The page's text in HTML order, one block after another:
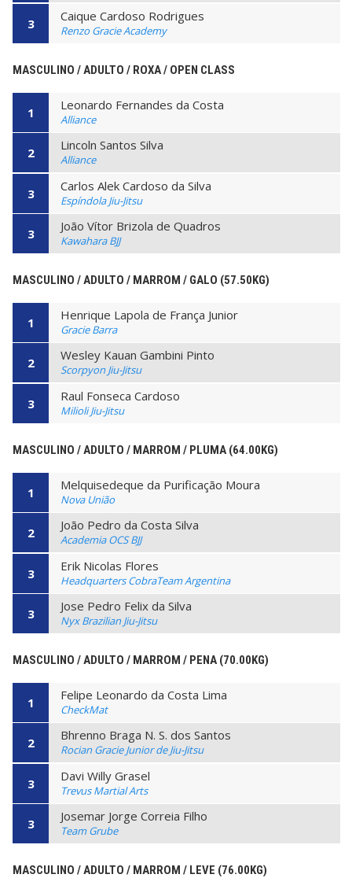
3 Caique Cardoso Rodrigues
Renzo Gracie Academy
MASCULINO / ADULTO / ROXA / OPEN CLASS
1 Leonardo Fernandes da Costa
Alliance
2 Lincoln Santos Silva
Alliance
3 Carlos Alek Cardoso da Silva
Espíndola Jiu-Jitsu
3 João Vítor Brizola de Quadros
Kawahara BJJ
MASCULINO / ADULTO / MARROM / GALO (57.50KG)
1 Henrique Lapola de França Junior
Gracie Barra
2 Wesley Kauan Gambini Pinto
Scorpyon Jiu-Jitsu
3 Raul Fonseca Cardoso
Milioli Jiu-Jitsu
MASCULINO / ADULTO / MARROM / PLUMA (64.00KG)
1 Melquisedeque da Purificação Moura
Nova União
2 João Pedro da Costa Silva
Academia OCS BJJ
3 Erik Nicolas Flores
Headquarters CobraTeam Argentina
3 Jose Pedro Felix da Silva
Nyx Brazilian Jiu-Jitsu
MASCULINO / ADULTO / MARROM / PENA (70.00KG)
1 Felipe Leonardo da Costa Lima
CheckMat
2 Bhrenno Braga N. S. dos Santos
Rocian Gracie Junior de Jiu-Jitsu
3 Davi Willy Grasel
Trevus Martial Arts
3 Josemar Jorge Correia Filho
Team Grube
MASCULINO / ADULTO / MARROM / LEVE (76.00KG)